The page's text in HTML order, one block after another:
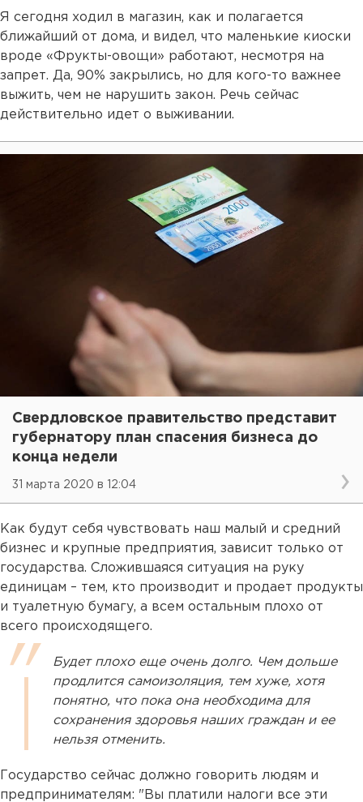
Я сегодня ходил в магазин, как и полагается
ближайший от дома, и видел, что маленькие киоски
вроде «Фрукты-овощи» работают, несмотря на
запрет. Да, 90% закрылись, но для кого-то важнее
выжить, чем не нарушить закон. Речь сейчас
действительно идет о выживании.
Свердловское правительство представит
губернатору план спасения бизнеса до
конца недели
31 марта 2020 в 12:04
Как будут себя чувствовать наш малый и средний
бизнес и крупные предприятия, зависит только от
государства. Сложившаяся ситуация на руку
единицам – тем, кто производит и продает продукты
и туалетную бумагу, а всем остальным плохо от
всего происходящего.
Будет плохо еще очень долго. Чем дольше
продлится самоизоляция, тем хуже, хотя
понятно, что пока она необходима для
сохранения здоровья наших граждан и ее
нельзя отменить.
Государство сейчас должно говорить людям и
предпринимателям: "Вы платили налоги все эти